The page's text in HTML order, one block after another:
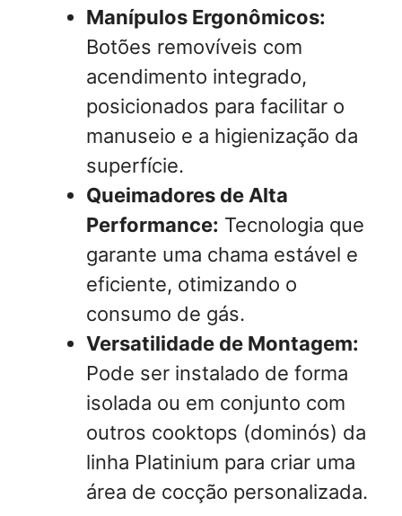
Manípulos Ergonômicos:
Botões removíveis com
acendimento integrado,
posicionados para facilitar o
manuseio e a higienização da
superfície.
Queimadores de Alta
Performance: Tecnologia que
garante uma chama estável e
eficiente, otimizando o
consumo de gás.
Versatilidade de Montagem:
Pode ser instalado de forma
isolada ou em conjunto com
outros cooktops (dominós) da
linha Platinium para criar uma
área de cocção personalizada.